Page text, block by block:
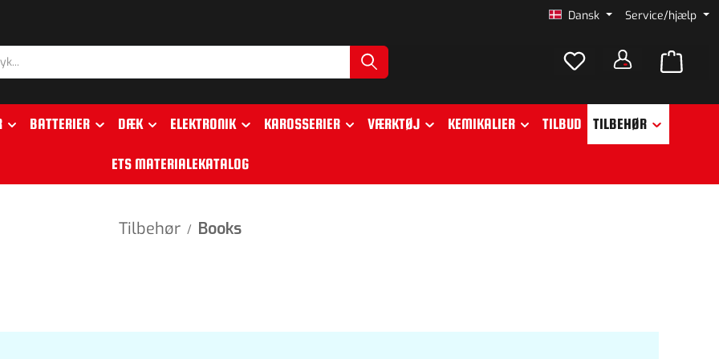
Dansk Service/hjælp
BATTERIER DÆK ELEKTRONIK KAROSSERIER VÆRKTØJ KEMIKALIER TILBUD TILBEHØR
ETS MATERIALEKATALOG
Tilbehør / Books